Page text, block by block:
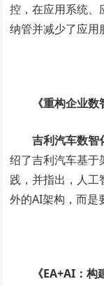
控，在应用系统、
纳管并减少了应用
《重构企业
吉利汽车数智
绍了吉利汽车基于
践，并指出，人工
外的AI架构，而是
《EA+AI：